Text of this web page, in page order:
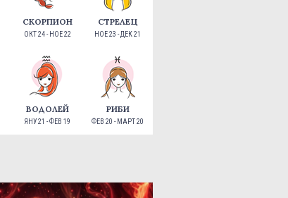
СКОРПИОН
ОКТ 24 - НОЕ 22
СТРЕЛЕЦ
НОЕ 23 - ДЕК 21
ВОДОЛЕЙ
ЯНУ 21 - ФЕВ 19
РИБИ
ФЕВ 20 - МАРТ 20